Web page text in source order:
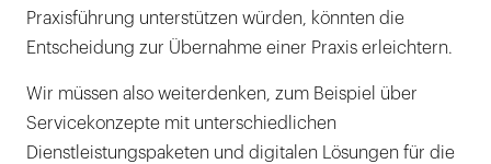
Praxisführung unterstützen würden, könnten die
Entscheidung zur Übernahme einer Praxis erleichtern.
Wir müssen also weiterdenken, zum Beispiel über
Servicekonzepte mit unterschiedlichen
Dienstleistungspaketen und digitalen Lösungen für die